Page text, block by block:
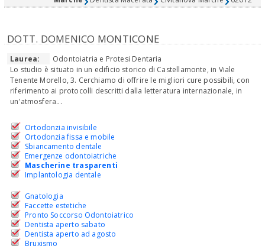
DOTT. DOMENICO MONTICONE
Laurea:
Odontoiatria e Protesi Dentaria
Lo studio è situato in un edificio storico di Castellamonte, in Viale
Tenente Morello, 3. Cerchiamo di offrire le migliori cure possibili, con
riferimento ai protocolli descritti dalla letteratura internazionale, in
un'atmosfera...
Ortodonzia invisibile
Ortodonzia fissa e mobile
Sbiancamento dentale
Emergenze odontoiatriche
Mascherine trasparenti
Implantologia dentale
Gnatologia
Faccette estetiche
Pronto Soccorso Odontoiatrico
Dentista aperto sabato
Dentista aperto ad agosto
Bruxismo